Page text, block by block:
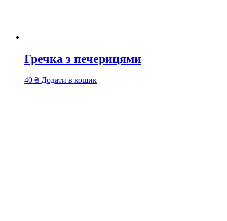
Гречка з печерицями
40 ₴ Додати в кошик